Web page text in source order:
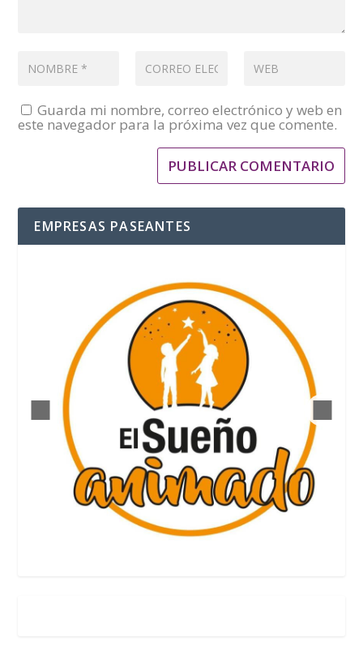
Guarda mi nombre, correo electrónico y web en
este navegador para la próxima vez que comente.
EMPRESAS PASEANTES